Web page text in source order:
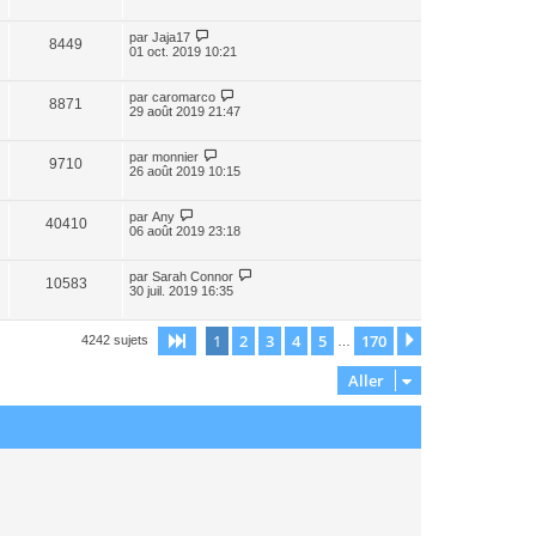
8449 par Jaja17
01 oct. 2019 10:21
8871 par caromarco
29 août 2019 21:47
9710 par monnier
26 août 2019 10:15
40410 par Any
06 août 2019 23:18
10583 par Sarah Connor
30 juil. 2019 16:35
4242 sujets Page sur170
1 2 3 4 5 170
Aller